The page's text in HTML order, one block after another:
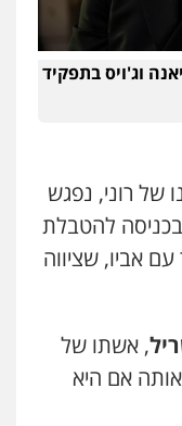
וג'ויס בתפקיד
של רוני, נפגש
בכניסה להטבלת
אביו, שציווה
, אשתו של
אם היא